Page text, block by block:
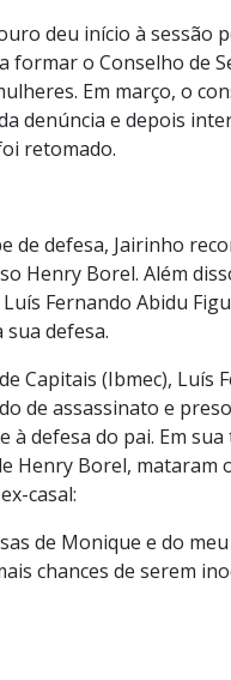
deu início à sessão
formar o Conselho de
Em março, o
denúncia e depois
retomado.
de defesa, Jairinho
Henry Borel. Além
Fernando Abidu
defesa.
Capitais (Ibmec), Luís
de assassinato e
defesa do pai. Em sua
Henry Borel, mataram
casal:
de Monique e do
chances de serem